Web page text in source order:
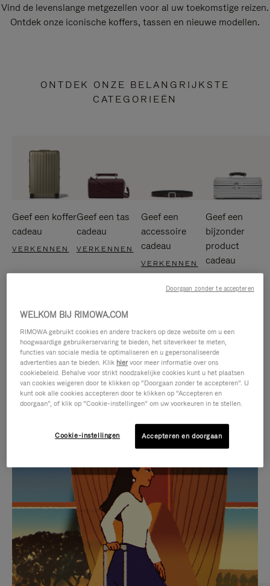
Vind de levenslange metgezellen voor al uw toekomstige reizen.
Ontdek onze iconische koffers, tassen en nieuwe modellen.
ONTDEK ONZE BELANGRIJKSTE
CATEGORIEËN
Geef een koffer
cadeau
VERKENNEN
Geef een tas
cadeau
VERKENNEN
Geef een
accessoire
cadeau
VERKENNEN
Geef een
bijzonder
product
cadeau
IS
NIET
GEPAUZEERD,
DRUK
OP
OM
GELUID
VAN
DE
VIDEO
IS
UITGESCHAKELD.
SELECTIE VAN GESCHENKEN
Ontdek de perfecte metgezel
voor elke reis
WELKOM BIJ RIMOWA.COM
RIMOWA gebruikt cookies en andere trackers op deze website om u een
hoogwaardige gebruikerservaring te bieden, het siteverkeer te meten,
functies van sociale media te optimaliseren en u gepersonaliseerde
advertenties aan te bieden. Klik hiervoor meer informatie over ons
cookiebeleid. Behalve voor strikt noodzakelijke cookies kunt u het plaatsen
van cookies weigeren door te klikken op “Doorgaan zonder te accepteren”. U
kunt ook alle cookies accepteren door te klikken op “Accepteren en
doorgaan”, of klik op “Cookie-instellingen” om uw voorkeuren in te stellen.
Cookie-instellingen Accepteren en doorgaan
Doorgaan zonder te accepteren